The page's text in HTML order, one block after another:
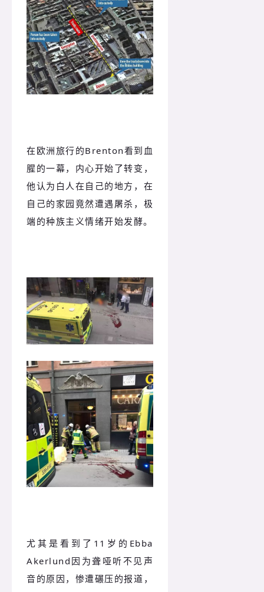
在欧洲旅行的Brenton看到血
腥的一幕，内心开始了转变，
他认为白人在自己的地方，在
自己的家园竟然遭遇屠杀，极
端的种族主义情绪开始发酵。
尤其是看到了11岁的Ebba
Akerlund因为聋哑听不见声
音的原因，惨遭碾压的报道，